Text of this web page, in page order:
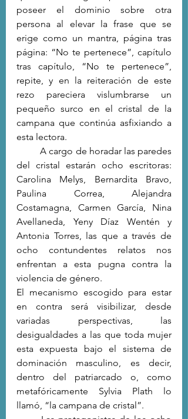
poseer el dominio sobre otra
persona al elevar la frase que se
erige como un mantra, página tras
página: “No te pertenece”, capítulo
tras capítulo, “No te pertenece”,
repite, y en la reiteración de este
rezo pareciera vislumbrarse un
pequeño surco en el cristal de la
campana que continúa asfixiando a
esta lectora.
	A cargo de horadar las paredes
del cristal estarán ocho escritoras:
Carolina Melys, Bernardita Bravo,
Paulina Correa, Alejandra
Costamagna, Carmen García, Nina
Avellaneda, Yeny Díaz Wentén y
Antonia Torres, las que a través de
ocho contundentes relatos nos
enfrentan a esta pugna contra la
violencia de género.
El mecanismo escogido para estar
en contra será visibilizar, desde
variadas perspectivas, las
desigualdades a las que toda mujer
esta expuesta bajo el sistema de
dominación masculino, es decir,
dentro del patriarcado o, como
metafóricamente Sylvia Plath lo
llamó, “la campana de cristal”.